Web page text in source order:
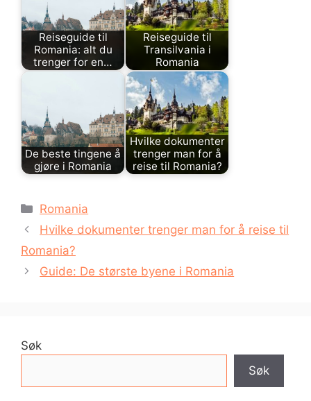
Reiseguide til
Romania: alt du
trenger for en…
Reiseguide til
Transilvania i
Romania
De beste tingene å
gjøre i Romania
Hvilke dokumenter
trenger man for å
reise til Romania?
Kategorier
Romania
Hvilke dokumenter trenger man for å reise til
Romania?
Guide: De største byene i Romania
Søk
Søk